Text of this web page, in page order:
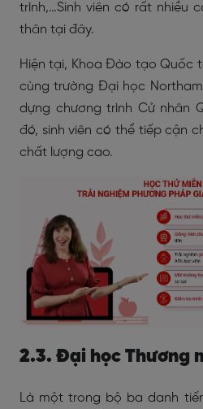
trình,…Sinh viên có rất nhiều
thân tại đây.
Hiện tại, Khoa Đào tạo Quốc
cùng trường Đại học
dựng chương trình Cử nhân
đó, sinh viên có thể tiếp cận
chất lượng cao.
2.3. Đại học Thương
Là một trong bộ ba danh